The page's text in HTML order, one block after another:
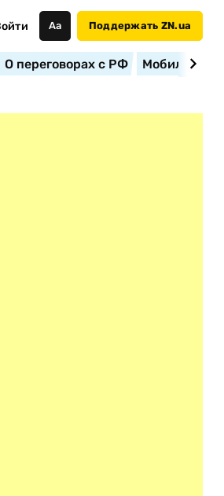
Аа Поддержать ZN.ua
О переговорах с РФ